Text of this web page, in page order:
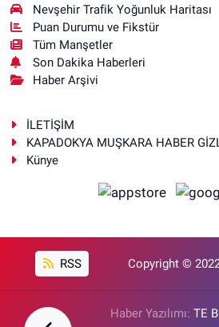
Nevşehir Trafik Yoğunluk Haritası
Puan Durumu ve Fikstür
Tüm Manşetler
Son Dakika Haberleri
Haber Arşivi
İLETİŞİM
KAPADOKYA MUŞKARA HABER
Künye
RSS Copyright ©
Haber Yazılımı: TE